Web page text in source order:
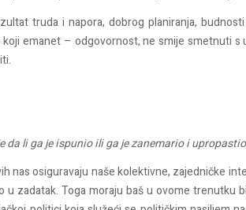
truda i napora, dobrog planiranja,budnosti
kojiemanet – odgovornost, nesmije smetnuti s
.
da li ga je ispunio ili ga je zanemario i
nas osiguravaju naše kolektivne, zajedničke
u zadatak. Togamoraju bašuovome trenutku